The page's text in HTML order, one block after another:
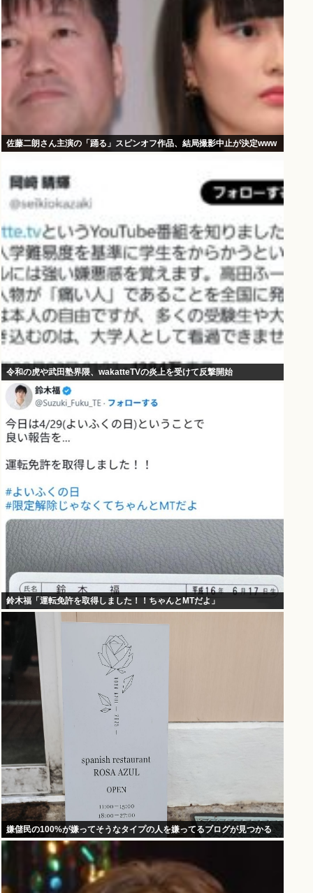
佐藤二朗さん主演の「踊る」スピンオフ作品、結局撮影中止が決定www
令和の虎や武田塾界隈、wakatteTVの炎上を受けて反撃開始
鈴木福「運転免許を取得しました！！ちゃんとMTだよ」
嫌儲民の100%が嫌ってそうなタイプの人を嫌ってるブログが見つかる